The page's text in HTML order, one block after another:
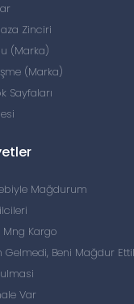
Zinciri
(Marka)
(Marka)
Sayfaları
Mağdurum
Kargo
Beni Mağdur
Var